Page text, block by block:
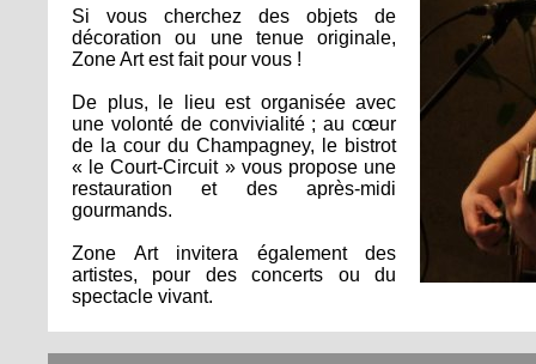
Si vous cherchez des objets de
décoration ou une tenue originale,
Zone Art est fait pour vous !
De plus, le lieu est organisée avec
une volonté de convivialité ; au cœur
de la cour du Champagney, le bistrot
« le Court-Circuit » vous propose une
restauration et des après-midi
gourmands.
Zone Art invitera également des
artistes, pour des concerts ou du
spectacle vivant.